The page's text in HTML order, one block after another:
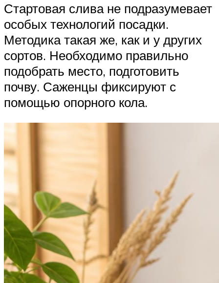
Стартовая слива не подразумевает
особых технологий посадки.
Методика такая же, как и у других
сортов. Необходимо правильно
подобрать место, подготовить
почву. Саженцы фиксируют с
помощью опорного кола.